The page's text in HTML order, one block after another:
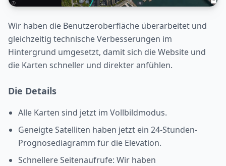
Wir haben die Benutzeroberfläche überarbeitet und
gleichzeitig technische Verbesserungen im
Hintergrund umgesetzt, damit sich die Website und
die Karten schneller und direkter anfühlen.
Die Details
Alle Karten sind jetzt im Vollbildmodus.
Geneigte Satelliten haben jetzt ein 24-Stunden-
Prognosediagramm für die Elevation.
Schnellere Seitenaufrufe: Wir haben